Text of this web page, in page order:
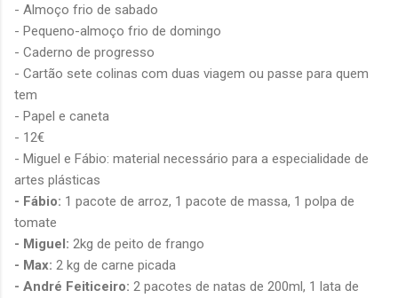
- Almoço frio de sabado
- Pequeno-almoço frio de domingo
- Caderno de progresso
- Cartão sete colinas com duas viagem ou passe para quem
tem
- Papel e caneta
- 12€
- Miguel e Fábio: material necessário para a especialidade de
artes plásticas
- Fábio: 1 pacote de arroz, 1 pacote de massa, 1 polpa de
tomate
- Miguel: 2kg de peito de frango
- Max: 2 kg de carne picada
- André Feiticeiro: 2 pacotes de natas de 200ml, 1 lata de